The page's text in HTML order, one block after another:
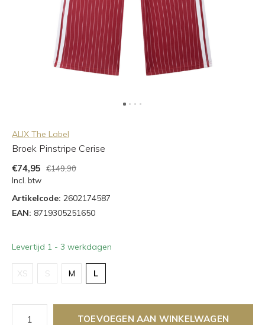
ALIX The Label
Broek Pinstripe Cerise
€74,95
€149,90
Incl. btw
Artikelcode: 2602174587
EAN: 8719305251650
Levertijd 1 - 3 werkdagen
XS S M L
TOEVOEGEN AAN WINKELWAGEN